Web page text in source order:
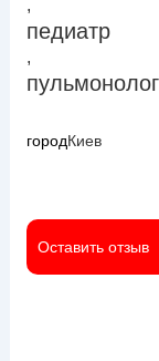
,
педиатр
,
пульмонолог
городКиев
Оставить отзыв